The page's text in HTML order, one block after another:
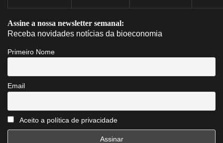
Assine a nossa newsletter semanal:
Receba novidades notícias da bioeconomia
Primeiro Nome
Email
Aceito a política de privacidade